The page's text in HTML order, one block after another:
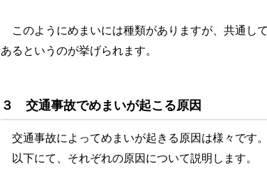
このようにめまいには種類がありますが、共通し
あるというのが挙げられます。
３ 交通事故でめまいが起こる原因
交通事故によってめまいが起きる原因は様々です。
以下にて、それぞれの原因について説明します。